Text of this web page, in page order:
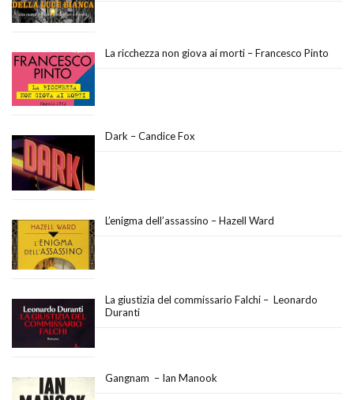
La ricchezza non giova ai morti – Francesco Pinto
Dark – Candice Fox
L’enigma dell’assassino – Hazell Ward
La giustizia del commissario Falchi – Leonardo
Duranti
Gangnam – Ian Manook